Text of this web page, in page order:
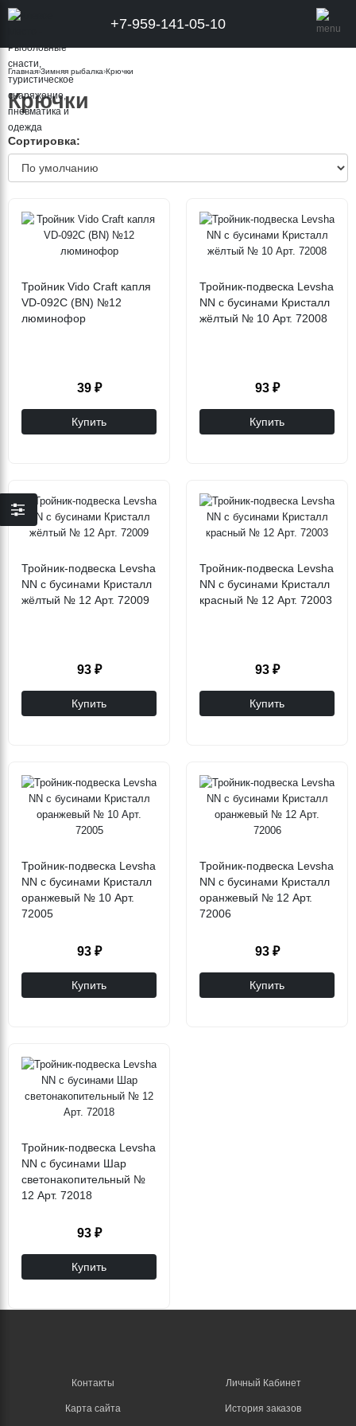
+7-959-141-05-10
Главная›Зимняя рыбалка›Крючки
Крючки
Сортировка:
Тройник Vido Craft капля
VD-092C (BN) №12
люминофор
39 ₽
Купить
Тройник-подвеска Levsha
NN с бусинами Кристалл
жёлтый № 10 Арт. 72008
93 ₽
Купить
Тройник-подвеска Levsha
NN с бусинами Кристалл
жёлтый № 12 Арт. 72009
93 ₽
Купить
Тройник-подвеска Levsha
NN с бусинами Кристалл
красный № 12 Арт. 72003
93 ₽
Купить
Тройник-подвеска Levsha
NN с бусинами Кристалл
оранжевый № 10 Арт.
72005
93 ₽
Купить
Тройник-подвеска Levsha
NN с бусинами Кристалл
оранжевый № 12 Арт.
72006
93 ₽
Купить
Тройник-подвеска Levsha
NN с бусинами Шар
светонакопительный №
12 Арт. 72018
93 ₽
Купить
Контакты
Карта сайта
Личный Кабинет
История заказов